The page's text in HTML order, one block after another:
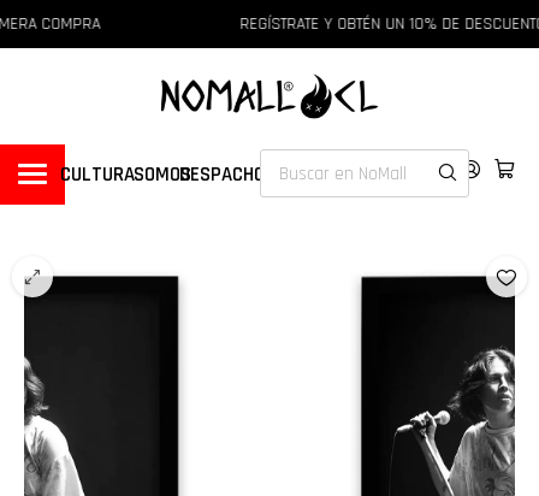
COMPRA REGÍSTRATE Y OBTÉN UN 10% DE
CULTURASOMOSDESPACHOS